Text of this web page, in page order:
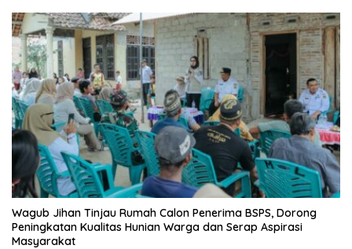
Wagub Jihan Tinjau Rumah Calon Penerima BSPS, Dorong
Peningkatan Kualitas Hunian Warga dan Serap Aspirasi
Masyarakat